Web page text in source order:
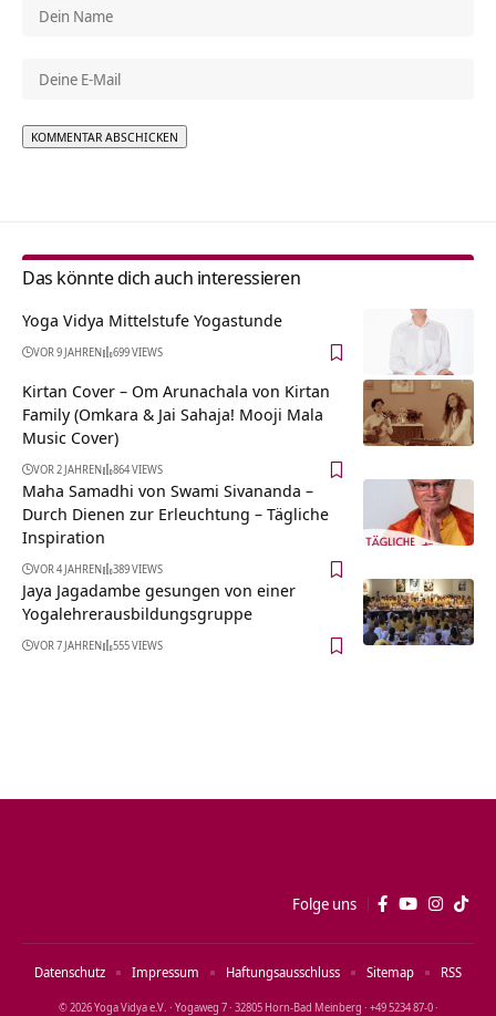
Das könnte dich auch interessieren
Yoga Vidya Mittelstufe Yogastunde
VOR 9 JAHREN 699 VIEWS
Kirtan Cover – Om Arunachala von Kirtan
Family (Omkara & Jai Sahaja! Mooji Mala
Music Cover)
VOR 2 JAHREN 864 VIEWS
Maha Samadhi von Swami Sivananda –
Durch Dienen zur Erleuchtung – Tägliche
Inspiration
VOR 4 JAHREN 389 VIEWS
Jaya Jagadambe gesungen von einer
Yogalehrerausbildungsgruppe
VOR 7 JAHREN 555 VIEWS
Folge uns
© 2026 Yoga Vidya e.V. · Yogaweg 7 · 32805 Horn‑Bad Meinberg · +49 5234 87‑0 ·
Datenschutz Impressum Haftungsausschluss Sitemap RSS